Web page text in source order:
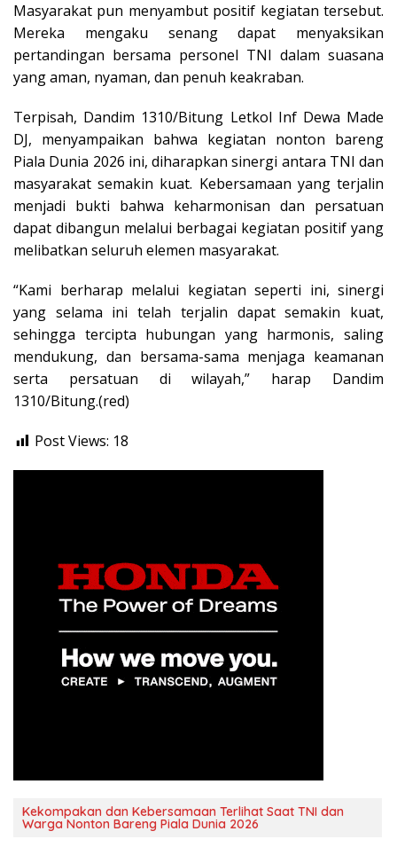
Masyarakat pun menyambut positif kegiatan tersebut.
Mereka mengaku senang dapat menyaksikan
pertandingan bersama personel TNI dalam suasana
yang aman, nyaman, dan penuh keakraban.
Terpisah, Dandim 1310/Bitung Letkol Inf Dewa Made
DJ, menyampaikan bahwa kegiatan nonton bareng
Piala Dunia 2026 ini, diharapkan sinergi antara TNI dan
masyarakat semakin kuat. Kebersamaan yang terjalin
menjadi bukti bahwa keharmonisan dan persatuan
dapat dibangun melalui berbagai kegiatan positif yang
melibatkan seluruh elemen masyarakat.
“Kami berharap melalui kegiatan seperti ini, sinergi
yang selama ini telah terjalin dapat semakin kuat,
sehingga tercipta hubungan yang harmonis, saling
mendukung, dan bersama-sama menjaga keamanan
serta persatuan di wilayah,” harap Dandim
1310/Bitung.(red)
Post Views: 18
Kekompakan dan Kebersamaan Terlihat Saat TNI dan
Warga Nonton Bareng Piala Dunia 2026